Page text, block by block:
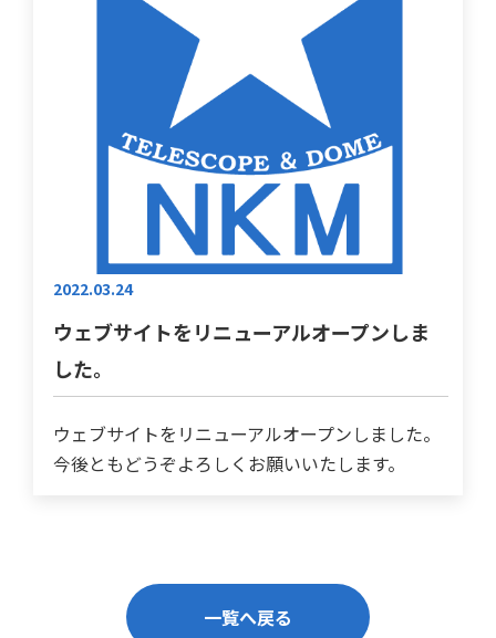
2022.03.24
ウェブサイトをリニューアルオープンしま
した。
ウェブサイトをリニューアルオープンしました。
今後ともどうぞよろしくお願いいたします。
一覧へ戻る